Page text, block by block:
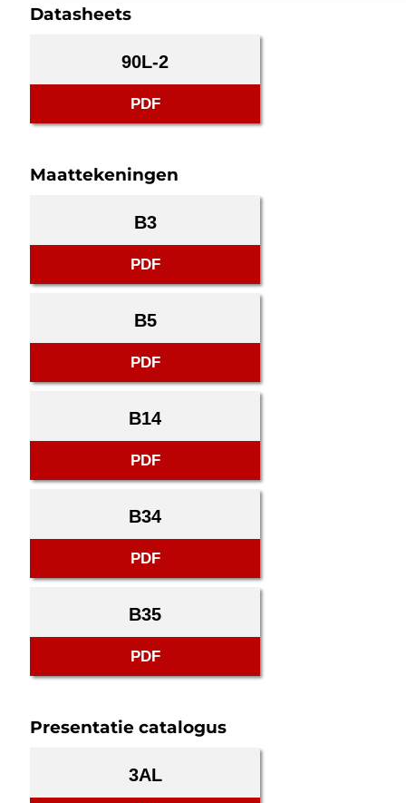
Datasheets
90L-2
PDF
Maattekeningen
B3
PDF
B5
PDF
B14
PDF
B34
PDF
B35
PDF
Presentatie catalogus
3AL